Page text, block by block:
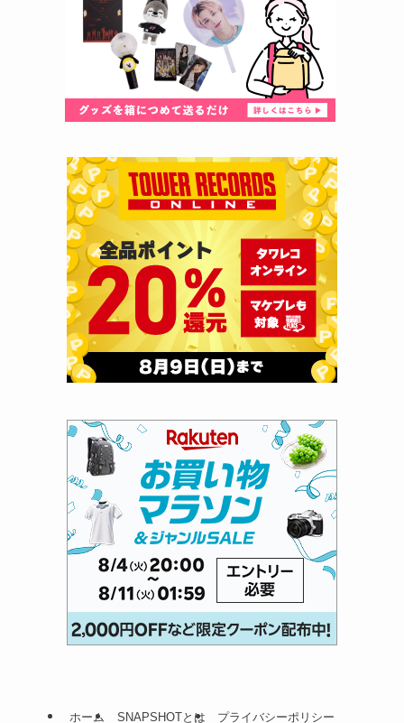
ホーム SNAPSHOTとは プライバシーポリシー